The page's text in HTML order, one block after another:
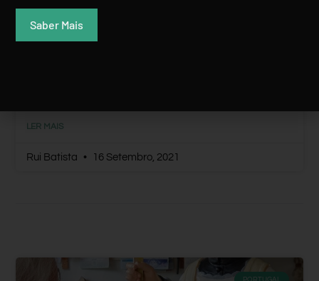
LER MAIS
Rui Batista 16 Setembro, 2021
PORTUGAL
Saber Mais